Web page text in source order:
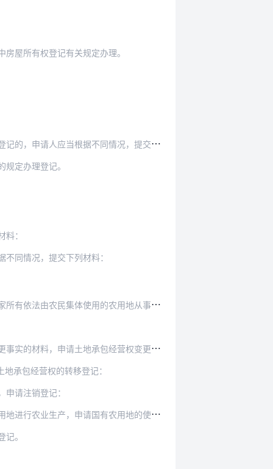
屋所有权登记有关规定办理。
请人应当根据不同情况，提交下列材料：
定办理登记。
：
同情况，提交下列材料：
地从事种植业、林业、畜牧业、渔业等农业生产…
材料，申请土地承包经营权变更登记：
承包经营权的转移登记：
请注销登记：
地的使用权登记的，参照本实施细则有关规定办…
。